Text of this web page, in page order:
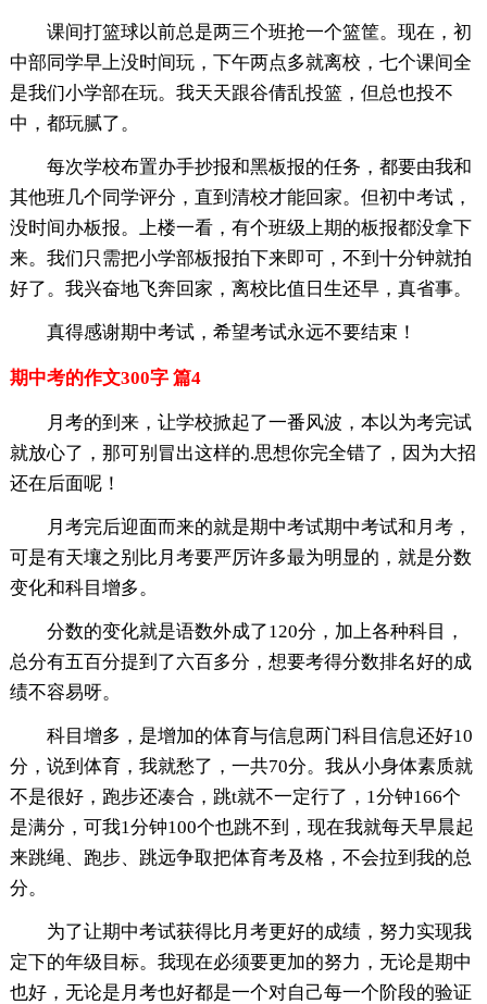
课间打篮球以前总是两三个班抢一个篮筐。现在，初
中部同学早上没时间玩，下午两点多就离校，七个课间全
是我们小学部在玩。我天天跟谷倩乱投篮，但总也投不
中，都玩腻了。
每次学校布置办手抄报和黑板报的任务，都要由我和
其他班几个同学评分，直到清校才能回家。但初中考试，
没时间办板报。上楼一看，有个班级上期的板报都没拿下
来。我们只需把小学部板报拍下来即可，不到十分钟就拍
好了。我兴奋地飞奔回家，离校比值日生还早，真省事。
真得感谢期中考试，希望考试永远不要结束！
期中考的作文300字 篇4
月考的到来，让学校掀起了一番风波，本以为考完试
就放心了，那可别冒出这样的.思想你完全错了，因为大招
还在后面呢！
月考完后迎面而来的就是期中考试期中考试和月考，
可是有天壤之别比月考要严厉许多最为明显的，就是分数
变化和科目增多。
分数的变化就是语数外成了120分，加上各种科目，
总分有五百分提到了六百多分，想要考得分数排名好的成
绩不容易呀。
科目增多，是增加的体育与信息两门科目信息还好10
分，说到体育，我就愁了，一共70分。我从小身体素质就
不是很好，跑步还凑合，跳t就不一定行了，1分钟166个
是满分，可我1分钟100个也跳不到，现在我就每天早晨起
来跳绳、跑步、跳远争取把体育考及格，不会拉到我的总
分。
为了让期中考试获得比月考更好的成绩，努力实现我
定下的年级目标。我现在必须要更加的努力，无论是期中
也好，无论是月考也好都是一个对自己每一个阶段的验证